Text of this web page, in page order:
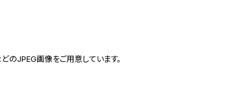
のJPEG画像をご用意しています。